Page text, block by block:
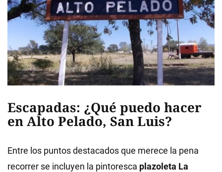
Escapadas: ¿Qué puedo hacer
en Alto Pelado, San Luis?
Entre los puntos destacados que merece la pena
recorrer se incluyen la pintoresca plazoleta La